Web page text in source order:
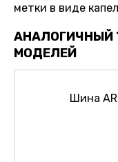
метки в виде
АНАЛОГИЧНЫЙ
МОДЕЛЕЙ
Шина